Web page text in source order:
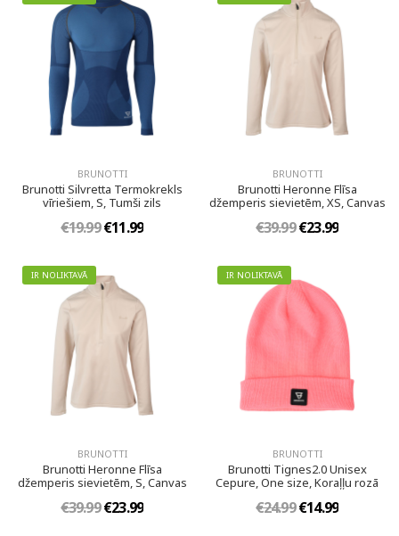
BRUNOTTI
Brunotti Silvretta Termokrekls
vīriešiem, S, Tumši zils
€19.99€11.99
BRUNOTTI
Brunotti Heronne Flīsa
džemperis sievietēm, XS, Canvas
€39.99€23.99
IR NOLIKTAVĀ
BRUNOTTI
Brunotti Heronne Flīsa
džemperis sievietēm, S, Canvas
€39.99€23.99
IR NOLIKTAVĀ
BRUNOTTI
Brunotti Tignes2.0 Unisex
Cepure, One size, Koraļļu rozā
€24.99€14.99